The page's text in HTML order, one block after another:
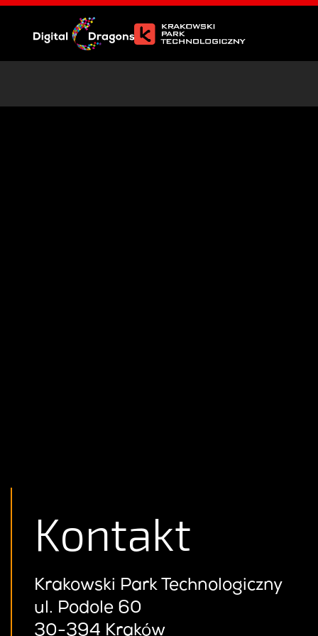
Kontakt
Krakowski Park Technologiczny
ul. Podole 60
30-394 Kraków